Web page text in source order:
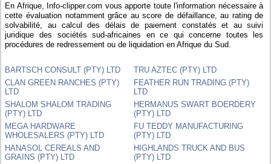
En Afrique, Info-clipper.com vous apporte toute l'information nécessaire à
cette évaluation notamment grâce au score de défaillance, au rating de
solvabilité, au calcul des délais de paiement constatés et au suivi
juridique des sociétés sud-africaines en ce qui concerne toutes les
procédures de redressement ou de liquidation en Afrique du Sud.
BARTSCH CONSULT (PTY) LTD
TRU AZTEC (PTY) LTD
CLAN GREEN RANCHES (PTY)
LTD
FEATHER RUN TRADING (PTY)
LTD
SHALOM SHALOM TRADING
(PTY) LTD
HERMANUS SWART BOERDERY
(PTY) LTD
MEGA HARDWARE
WHOLESALERS (PTY) LTD
FU TEDDY MANUFACTURING
(PTY) LTD
HANASOL CEREALS AND
GRAINS (PTY) LTD
HIGHLANDS TRUCK AND BUS
(PTY) LTD